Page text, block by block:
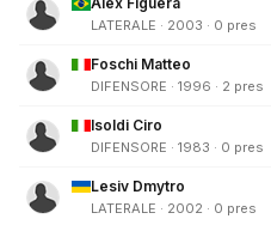
LATERALE · 2003 · 0 pres
Foschi Matteo
DIFENSORE · 1996 · 2 pres
Isoldi Ciro
DIFENSORE · 1983 · 0 pres
Lesiv Dmytro
LATERALE · 2002 · 0 pres